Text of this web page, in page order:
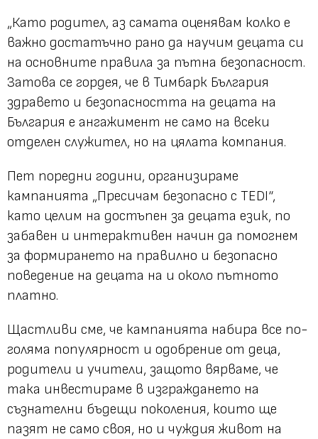
„Като родител, аз самата оценявам колко е
важно достатъчно рано да научим децата си
на основните правила за пътна безопасност.
Затова се гордея, че в Тимбарк България
здравето и безопасността на децата на
България е ангажимент не само на всеки
отделен служител, но на цялата компания.
Пет поредни години, организираме
кампанията „Пресичам безопасно с TEDI“,
като целим на достъпен за децата език, по
забавен и интерактивен начин да помогнем
за формирането на правилно и безопасно
поведение на децата на и около пътното
платно.
Щастливи сме, че кампанията набира все по-
голяма популярност и одобрение от деца,
родители и учители, защото вярваме, че
така инвестираме в изграждането на
съзнателни бъдещи поколения, които ще
пазят не само своя, но и чуждия живот на